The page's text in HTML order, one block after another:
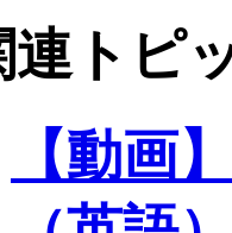
連トピ
【動画